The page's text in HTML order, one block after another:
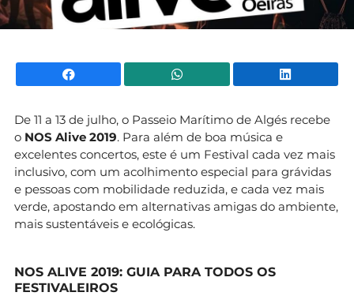
Facebook WhatsApp
De 11 a 13 de julho, o Passeio Marítimo de Algés recebe
o NOS Alive 2019. Para além de boa música e
excelentes concertos, este é um Festival cada vez mais
inclusivo, com um acolhimento especial para grávidas
e pessoas com mobilidade reduzida, e cada vez mais
verde, apostando em alternativas amigas do ambiente,
mais sustentáveis e ecológicas.
NOS ALIVE 2019: GUIA PARA TODOS OS
FESTIVALEIROS